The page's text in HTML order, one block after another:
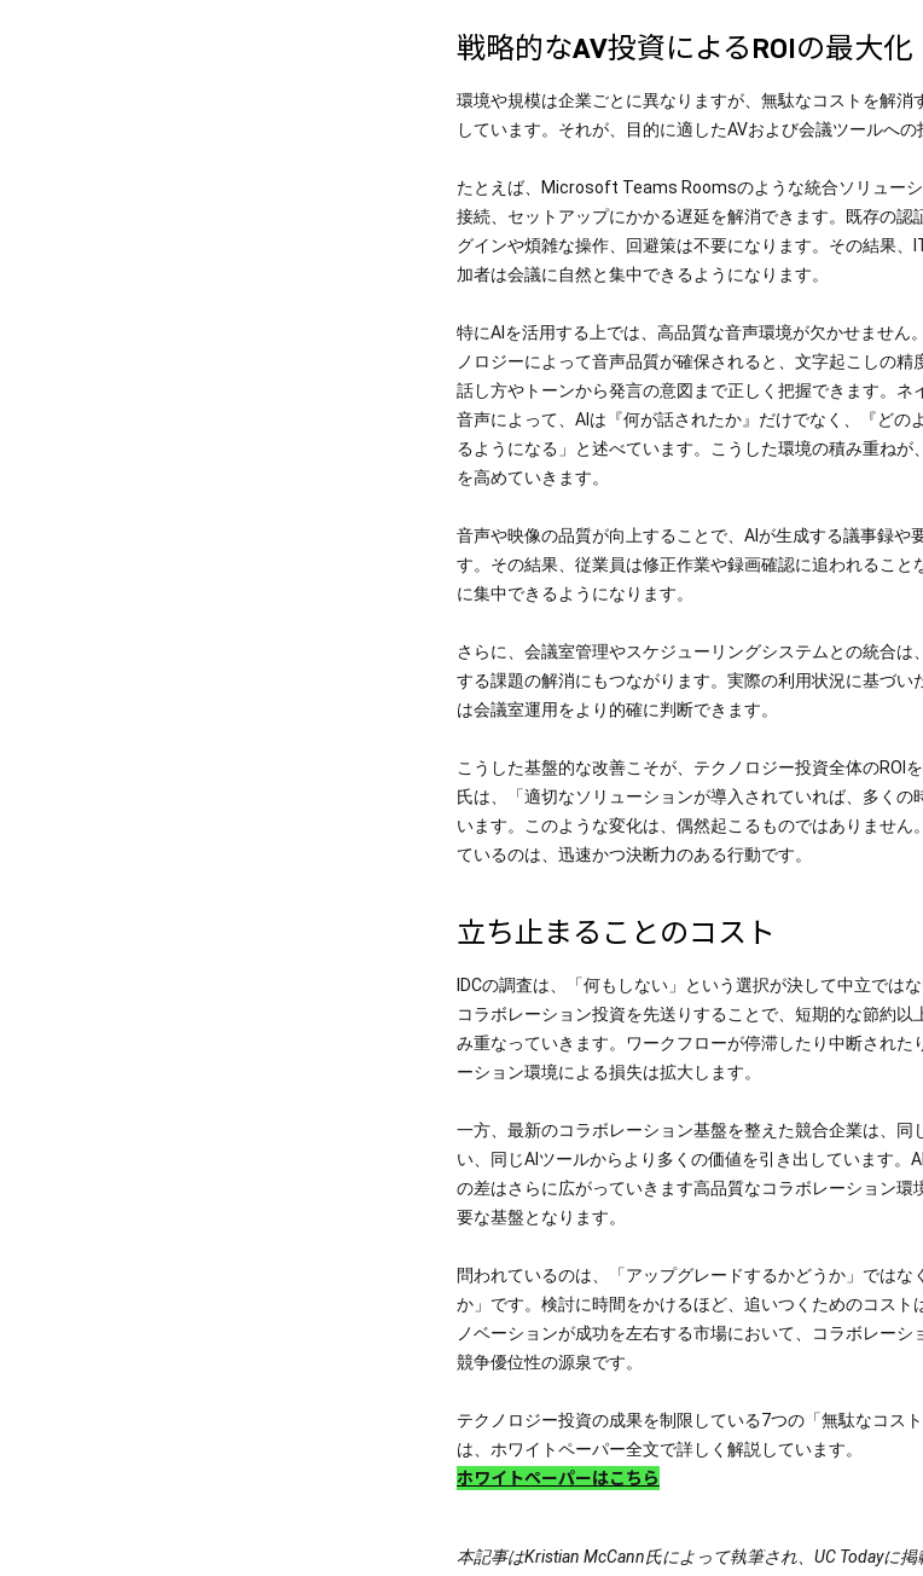
戦略的なAV投資によるROIの最大化
環境や規模は企業ごとに異なりますが、無駄なコストを解消
しています。それが、目的に適したAVおよび会議ツールへの
たとえば、Microsoft Teams Roomsのような統合ソリュー
接続、セットアップにかかる遅延を解消できます。既存の認
グインや煩雑な操作、回避策は不要になります。その結果、
加者は会議に自然と集中できるようになります。
特にAIを活用する上では、高品質な音声環境が欠かせません。
ノロジーによって音声品質が確保されると、文字起こしの精
話し方やトーンから発言の意図まで正しく把握できます。ネ
音声によって、AIは『何が話されたか』だけでなく、『どの
るようになる」と述べています。こうした環境の積み重ねが
を高めていきます。
音声や映像の品質が向上することで、AIが生成する議事録や
す。その結果、従業員は修正作業や録画確認に追われること
に集中できるようになります。
さらに、会議室管理やスケジューリングシステムとの統合は
する課題の解消にもつながります。実際の利用状況に基づい
は会議室運用をより的確に判断できます。
こうした基盤的な改善こそが、テクノロジー投資全体のROI
氏は、「適切なソリューションが導入されていれば、多くの
います。このような変化は、偶然起こるものではありません
ているのは、迅速かつ決断力のある行動です。
立ち止まることのコスト
IDCの調査は、「何もしない」という選択が決して中立では
コラボレーション投資を先送りすることで、短期的な節約
み重なっていきます。ワークフローが停滞したり中断された
ーション環境による損失は拡大します。
一方、最新のコラボレーション基盤を整えた競合企業は、同
い、同じAIツールからより多くの価値を引き出しています。
の差はさらに広がっていきます高品質なコラボレーション環
要な基盤となります。
問われているのは、「アップグレードするかどうか」ではな
か」です。検討に時間をかけるほど、追いつくためのコスト
ノベーションが成功を左右する市場において、コラボレー
競争優位性の源泉です。
テクノロジー投資の成果を制限している7つの「無駄なコス
は、ホワイトペーパー全文で詳しく解説しています。
ホワイトペーパーはこちら
本記事はKristian McCann氏によって執筆され、UC Todayに